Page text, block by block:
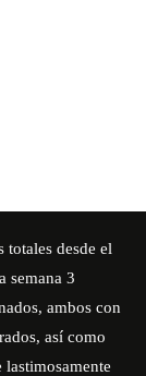
totales desde el
semana 3
ambos con
así como